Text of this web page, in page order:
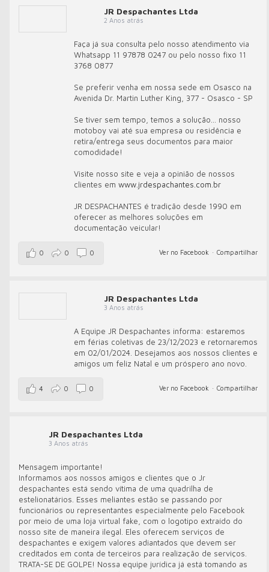
JR Despachantes Ltda
2 Anos atrás
Faça já sua consulta pelo nosso atendimento via
Whatsapp 11 97878 0247 ou pelo nosso fixo 11
3768 0877
Se preferir venha em nossa sede em Osasco na
Avenida Dr. Martin Luther King, 377 - Osasco - SP
Se tiver sem tempo, temos a solução... nosso
motoboy vai até sua empresa ou residência e
retira/entrega seus documentos para maior
comodidade!
Visite nosso site e veja a opinião de nossos
clientes em www.jrdespachantes.com.br
JR DESPACHANTES é tradição desde 1990 em
oferecer as melhores soluções em
documentação veicular!
Ver no Facebook · Compartilhar
0 0 0
JR Despachantes Ltda
3 Anos atrás
A Equipe JR Despachantes informa: estaremos
em férias coletivas de 23/12/2023 e retornaremos
em 02/01/2024. Desejamos aos nossos clientes e
amigos um feliz Natal e um próspero ano novo.
Ver no Facebook · Compartilhar
4 0 0
JR Despachantes Ltda
3 Anos atrás
Mensagem importante!
Informamos aos nossos amigos e clientes que o Jr
despachantes está sendo vítima de uma quadrilha de
estelionatários. Esses meliantes estão se passando por
funcionários ou representantes especialmente pelo Facebook
por meio de uma loja virtual fake, com o logotipo extraído do
nosso site de maneira ilegal. Eles oferecem serviços de
despachantes e exigem valores adiantados que devem ser
creditados em conta de terceiros para realização de serviços.
TRATA-SE DE GOLPE! Nossa equipe jurídica já está tomando as